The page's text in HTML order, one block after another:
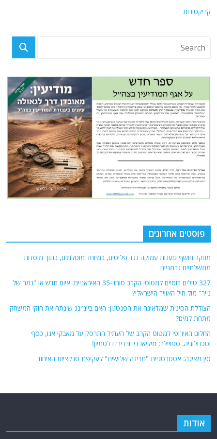
קריקטורות
פוסטים אחרונים
מחקר חושף גזענות עמוקה נגד פליטים, במיוחד מוסלמים, בתוך מוסדות
ממשלתיים גרמניים
327 טילים רוסיים למטוסי הקרב סוחוי-35 האיראניים: איום חדש או "נמר של
נייר" מול חיל האוויר הישראלי?
הצוללת הסינית שמדאיגה את הפנטגון: האם בייג'ינג שינתה את חוקי המשחק
מתחת למים?
החלום האירופי למטוס הקרב של העתיד התרסק על מאבקי אגו, כסף
וטכנולוגיה. ספויילר: מיליארדי יורו ירדו לטמיון!
סין מציגה: אסטרטגיית "מדינה שלישית" לעקיפת סנקציות האיחוד
אודות